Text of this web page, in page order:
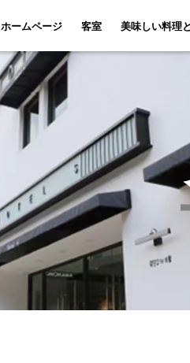
ホームページ 客室 美味しい料理
客室 美味しい料理とワイ